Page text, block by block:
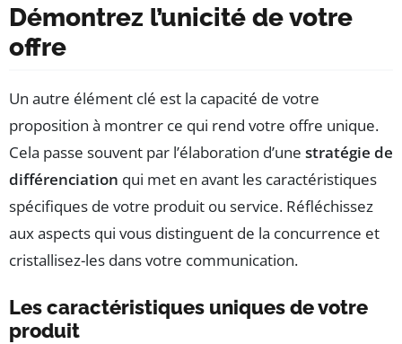
Démontrez l’unicité de votre
offre
Un autre élément clé est la capacité de votre
proposition à montrer ce qui rend votre offre unique.
Cela passe souvent par l’élaboration d’une stratégie de
différenciation qui met en avant les caractéristiques
spécifiques de votre produit ou service. Réfléchissez
aux aspects qui vous distinguent de la concurrence et
cristallisez-les dans votre communication.
Les caractéristiques uniques de votre
produit